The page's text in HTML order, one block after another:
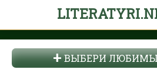
ВЫБЕРИ